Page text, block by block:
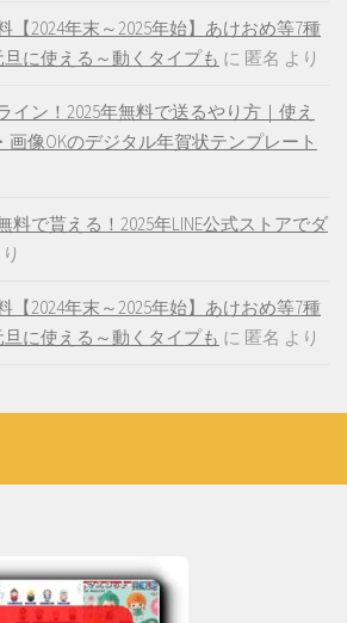
【2024年末～2025年始】あけおめ等7種
旦に使える～動くタイプも に 匿名 より
イン！2025年無料で送るやり方｜使え
画像OKのデジタル年賀状テンプレート
料で貰える！2025年LINE公式ストアでダ
【2024年末～2025年始】あけおめ等7種
旦に使える～動くタイプも に 匿名 より